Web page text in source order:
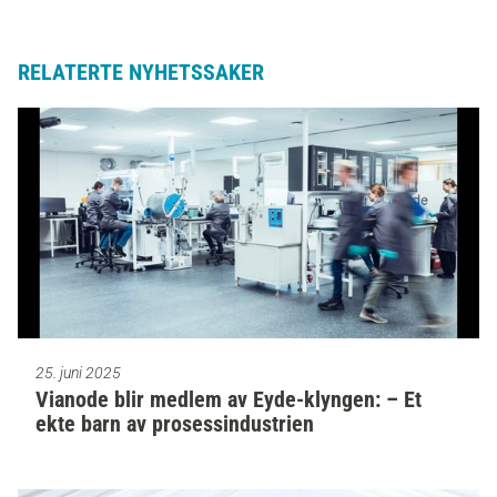
RELATERTE NYHETSSAKER
25. juni 2025
Vianode blir medlem av Eyde-klyngen: – Et
ekte barn av prosessindustrien